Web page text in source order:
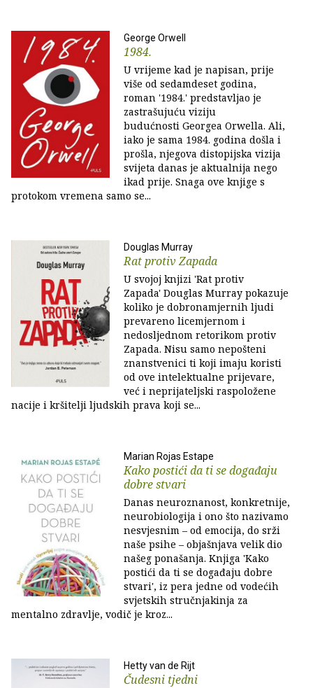
George Orwell
1984.
U vrijeme kad je napisan, prije
više od sedamdeset godina,
roman '1984.' predstavljao je
zastrašujuću viziju
budućnosti Georgea Orwella. Ali,
iako je sama 1984. godina došla i
prošla, njegova distopijska vizija
svijeta danas je aktualnija nego
ikad prije. Snaga ove knjige s
protokom vremena samo se...
Douglas Murray
Rat protiv Zapada
U svojoj knjizi 'Rat protiv
Zapada' Douglas Murray pokazuje
koliko je dobronamjernih ljudi
prevareno licemjernom i
nedosljednom retorikom protiv
Zapada. Nisu samo nepošteni
znanstvenici ti koji imaju koristi
od ove intelektualne prijevare,
već i neprijateljski raspoložene
nacije i kršitelji ljudskih prava koji se...
Marian Rojas Estape
Kako postići da ti se događaju
dobre stvari
Danas neuroznanost, konkretnije,
neurobiologija i ono što nazivamo
nesvjesnim – od emocija, do srži
naše psihe – objašnjava velik dio
našeg ponašanja. Knjiga 'Kako
postići da ti se događaju dobre
stvari', iz pera jedne od vodećih
svjetskih stručnjakinja za
mentalno zdravlje, vodič je kroz...
Hetty van de Rijt
Čudesni tjedni